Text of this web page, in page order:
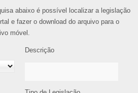
abaixo é possível localizar a legislação
e fazer o download do arquivo para o
móvel.
Descrição